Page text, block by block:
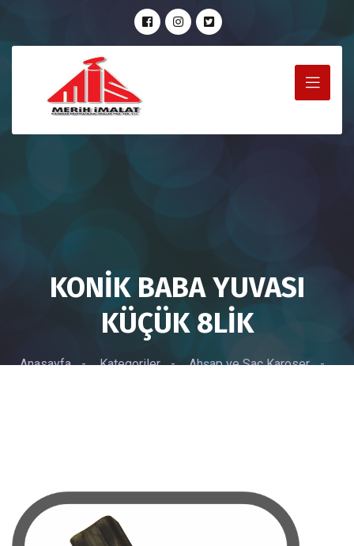
KONİK BABA YUVASI
KÜÇÜK 8LİK
Anasayfa - Kategoriler - Ahşap ve Sac Karoser
-